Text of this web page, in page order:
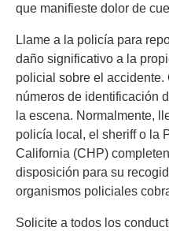
que manifieste dolor de
Llame a la policía para
daño significativo a la
policial sobre el accidente.
números de identificación
la escena. Normalmente,
policía local, el sheriff o la
California (CHP)
disposición para su
organismos policiales
Solicite a todos los